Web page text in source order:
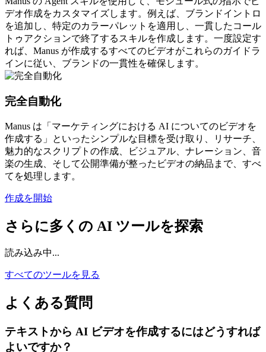
デオ作成をカスタマイズします。例えば、ブランドイントロ
を追加し、特定のカラーパレットを適用し、一貫したコール
トゥアクションで終了するスキルを作成します。一度設定す
れば、Manus が作成するすべてのビデオがこれらのガイドラ
インに従い、ブランドの一貫性を確保します。
完全自動化
Manus は「マーケティングにおける AI についてのビデオを
作成する」といったシンプルな目標を受け取り、リサーチ、
魅力的なスクリプトの作成、ビジュアル、ナレーション、音
楽の生成、そして公開準備が整ったビデオの納品まで、すべ
てを処理します。
作成を開始
さらに多くの AI ツールを探索
読み込み中...
すべてのツールを見る
よくある質問
テキストから AI ビデオを作成するにはどうすれば
よいですか？